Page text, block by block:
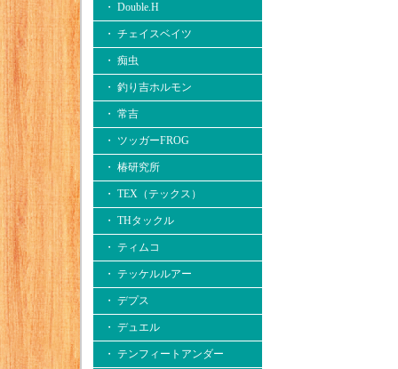
・ Double.H
・ チェイスベイツ
・ 痴虫
・ 釣り吉ホルモン
・ 常吉
・ ツッガーFROG
・ 椿研究所
・ TEX（テックス）
・ THタックル
・ ティムコ
・ テッケルルアー
・ デプス
・ デュエル
・ テンフィートアンダー